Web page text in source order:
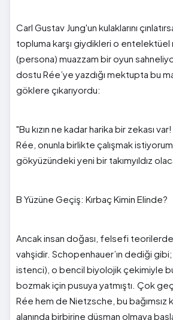
Carl Gustav Jung'un kulaklarını
topluma karşı giydikleri o entelektüel
(persona) muazzam bir oyun
dostu Rée’ye yazdığı mektupta bu
göklere çıkarıyordu:
"Bu kızın ne kadar harika bir zekası
Rée, onunla birlikte çalışmak
gökyüzündeki yeni bir takımyıldız
B Yüzüne Geçiş: Kırbaç Kimin Elinde?
Ancak insan doğası, felsefi
vahşidir. Schopenhauer’ın dediği
istenci), o bencil biyolojik çekimiyle
bozmak için pusuya yatmıştı. Çok
Rée hem de Nietzsche, bu bağımsız
alanında birbirine düşman olmaya